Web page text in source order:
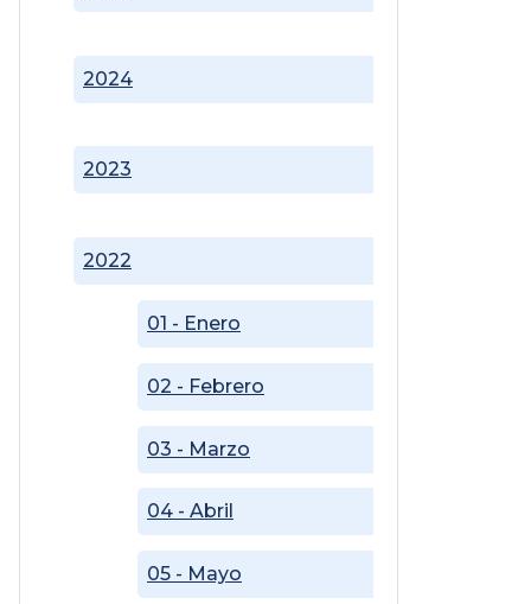
2022
01 - Enero
02 - Febrero
03 - Marzo
04 - Abril
05 - Mayo
2023
2024